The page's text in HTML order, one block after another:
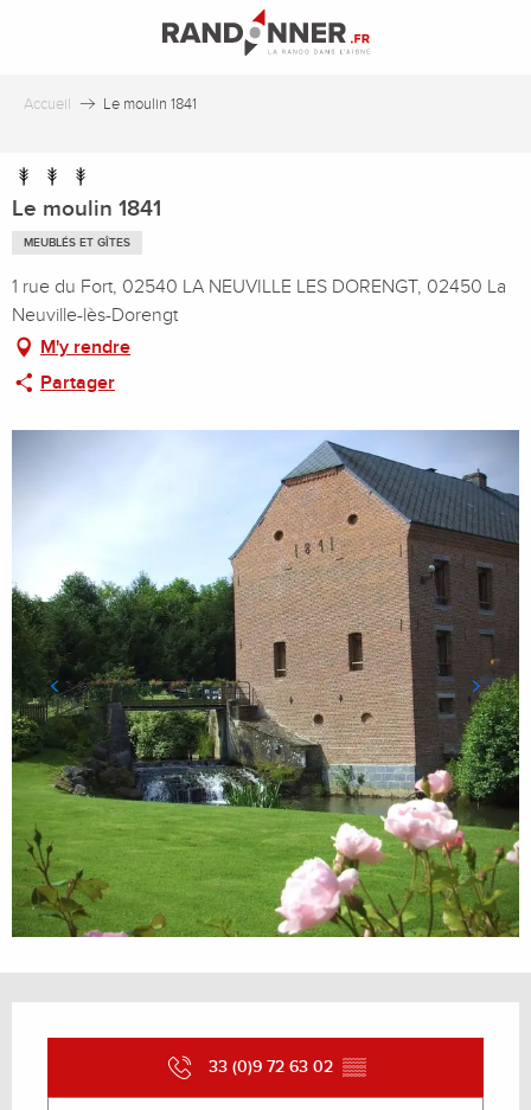
principal
Accueil Le moulin 1841
Le moulin 1841
MEUBLÉS ET GÎTES
1 rue du Fort, 02540 LA NEUVILLE LES DORENGT, 02450 La
Neuville-lès-Dorengt
M'y rendre
Partager
33 (0)9 72 63 02 ▒▒